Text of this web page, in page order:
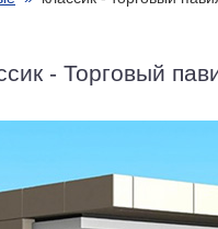
- Торговый